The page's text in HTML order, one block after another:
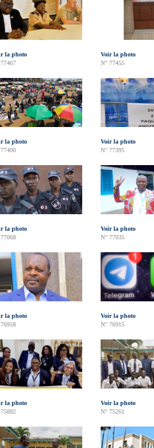
la photo
Voir la photo
N° 77455
la photo
Voir la photo
N° 77395
la photo
Voir la photo
N° 77035
la photo
Voir la photo
N° 76915
la photo
Voir la photo
N° 75261